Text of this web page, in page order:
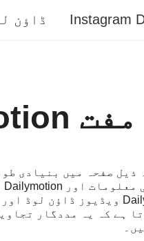
ڈاؤن
Instagram
مفت Dailymotion ویڈیوز ڈاؤنلوڈر